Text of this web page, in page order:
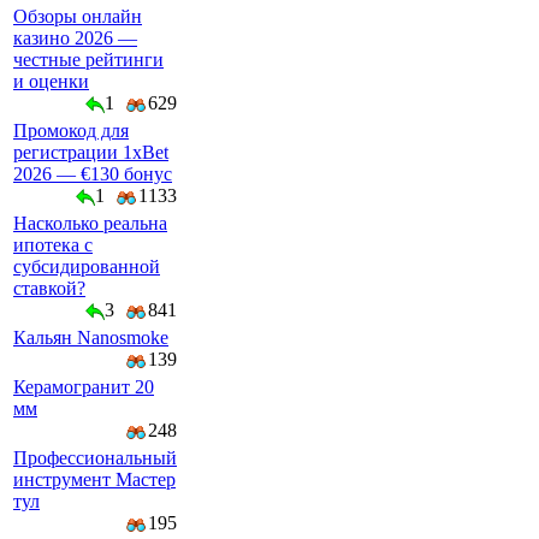
Обзоры онлайн
казино 2026 —
честные рейтинги
и оценки
1
629
Промокод для
регистрации 1xBet
2026 — €130 бонус
1
1133
Насколько реальна
ипотека с
субсидированной
ставкой?
3
841
Кальян Nanosmoke
139
Керамогранит 20
мм
248
Профессиональный
инструмент Мастер
тул
195